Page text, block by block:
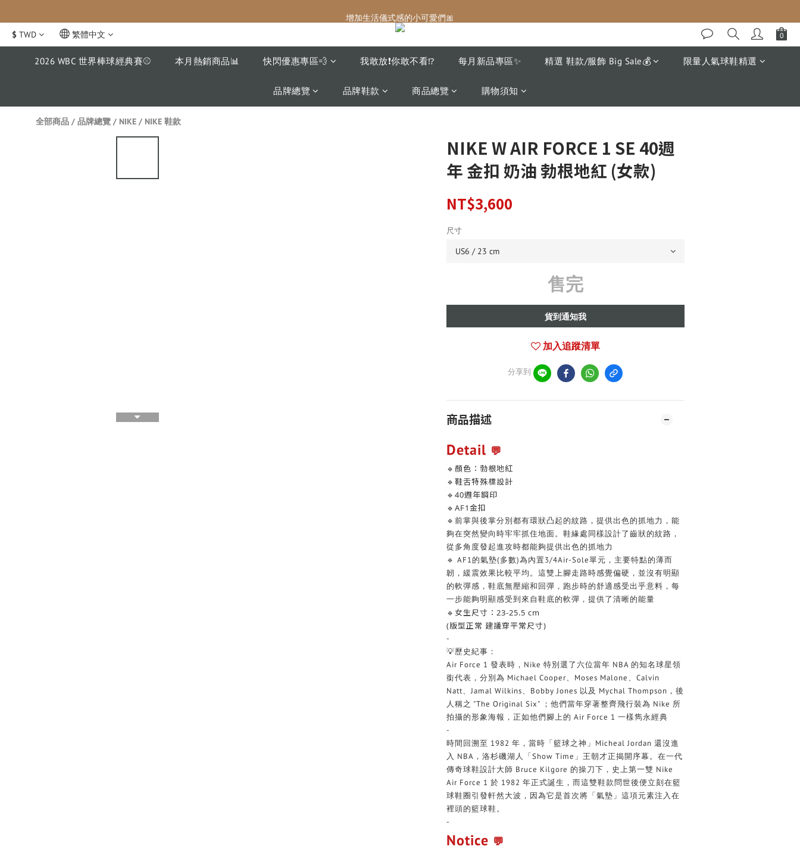
增加生活儀式感的小可愛們🎀
增加生活儀式感的小可愛們🎀
最後現貨‼️這價格不需要再解釋🔥
增加生活儀式感的小可愛們🎀
$ TWD 繁體中文
2026 WBC 世界棒球經典賽⚾️ 本月熱銷商品📊 快閃優惠專區💨 我敢放❗️你敢不看⁉️ 每月新品專區✨ 精選 鞋款/服飾 Big Sale💰 限量人氣球鞋精選
品牌總覽 品牌鞋款 商品總覽 購物須知
全部商品 / 品牌總覽 / NIKE / NIKE 鞋款
NIKE W AIR FORCE 1 SE 40週
年 金扣 奶油 勃根地紅 (女款)
NT$3,600
尺寸
售完
貨到通知我
加入追蹤清單
分享到
商品描述
Detail 💬
🔹顏色：勃根地紅
🔹鞋舌特殊標設計
🔹40週年鋼印
🔹AF1金扣
🔹前掌與後掌分別都有環狀凸起的紋路，提供出色的抓地力，能
夠在突然變向時牢牢抓住地面。鞋緣處同樣設計了齒狀的紋路，
從多角度發起進攻時都能夠提供出色的抓地力
🔹 AF1的氣墊(多數)為內置3/4Air-Sole單元，主要特點的薄而
韌，緩震效果比較平均。這雙上腳走路時感覺偏硬，並沒有明顯
的軟彈感，鞋底無壓縮和回彈，跑步時的舒適感受出乎意料，每
一步能夠明顯感受到來自鞋底的軟彈，提供了清晰的能量
🔹女生尺寸：23-25.5 cm
(版型正常 建議穿平常尺寸)
-
💡歷史紀事：
Air Force 1 發表時，Nike 特別選了六位當年 NBA 的知名球星領
銜代表，分別為 Michael Cooper、Moses Malone、Calvin
Natt、Jamal Wilkins、Bobby Jones 以及 Mychal Thompson，後
人稱之 "The Original Six" ；他們當年穿著整齊飛行裝為 Nike 所
拍攝的形象海報，正如他們腳上的 Air Force 1 一樣雋永經典
-
時間回溯至 1982 年，當時「籃球之神」Micheal Jordan 還沒進
入 NBA，洛杉磯湖人「Show Time」王朝才正揭開序幕。在一代
傳奇球鞋設計大師 Bruce Kilgore 的操刀下，史上第一雙 Nike
Air Force 1 於 1982 年正式誕生，而這雙鞋款問世後便立刻在籃
球鞋圈引發軒然大波，因為它是首次將「氣墊」這項元素注入在
裡頭的籃球鞋。
-
Notice 💬